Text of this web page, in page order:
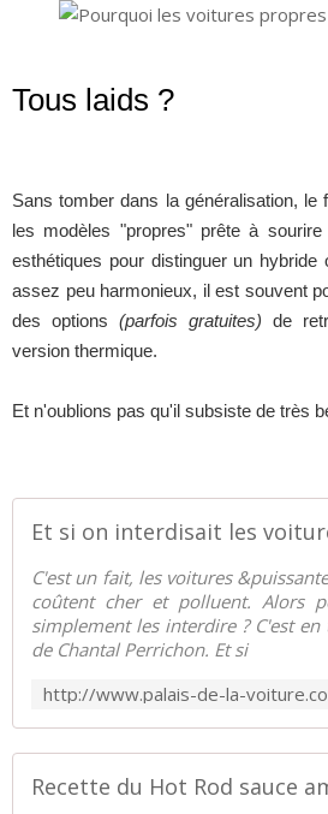
Tous laids ?
Sans tomber dans la généralisation, le
les modèles "propres" prête à
esthétiques pour distinguer un hybride
assez peu harmonieux, il est souvent
des options (parfois gratuites) de
version thermique.
Et n'oublions pas qu'il subsiste de très
C'est un fait, les voitures
coûtent cher et polluent. Alors
simplement les interdire ? C'est
de Chantal Perrichon. Et si